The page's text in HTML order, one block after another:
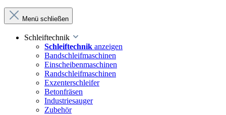
Menü schließen
Schleiftechnik
Schleiftechnik anzeigen
Bandschleifmaschinen
Einscheibenmaschinen
Randschleifmaschinen
Exzenterschleifer
Betonfräsen
Industriesauger
Zubehör